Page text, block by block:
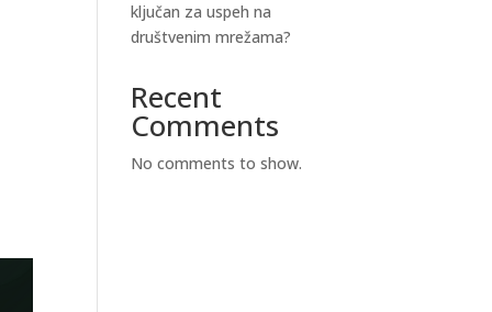
ključan za uspeh na
društvenim mrežama?
Recent
Comments
No comments to show.